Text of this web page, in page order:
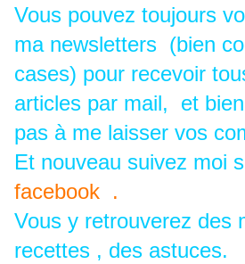
Vous pouvez toujours
ma newsletters (bien
cases) pour recevoir
articles par mail, et
pas à me laisser vos
Et nouveau suivez moi
facebook .
Vous y retrouverez des
recettes , des astuces.